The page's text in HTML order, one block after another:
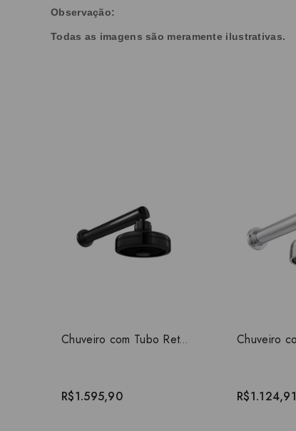
Observação:
Todas as imagens são meramente ilustrativas.
Chuveiro com Tubo Reto Parede Deca Acqua Plus Black Noir 1990.BL.CT.NO
R$1.595,90 R$1.124,91